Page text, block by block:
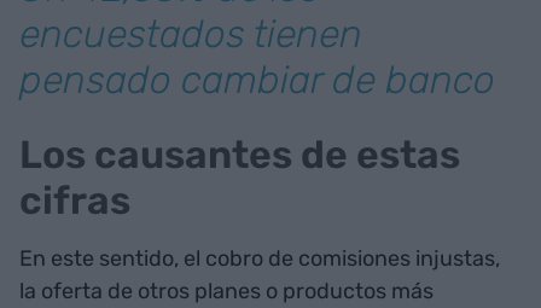
encuestados tienen
pensado cambiar de banco
Los causantes de estas
cifras
En este sentido, el cobro de comisiones injustas,
la oferta de otros planes o productos más